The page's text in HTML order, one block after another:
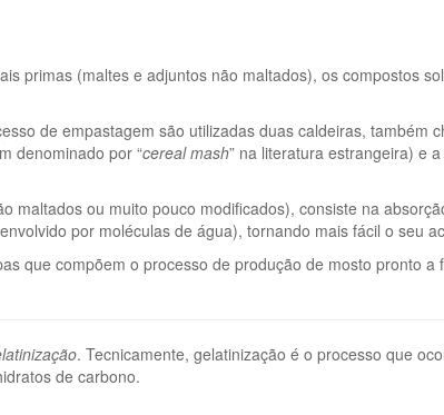
primas (maltes e adjuntos não maltados), os compostos
de empastagem são utilizadas duas caldeiras, também
denominado por “cereal mash” na literatura estrangeira) e
maltados ou muito pouco modificados), consiste na
por moléculas de água), tornando mais fácil o seu
que compõem o processo de produção de mosto pronto a
. Tecnicamente, gelatinização é o processo que
de carbono.